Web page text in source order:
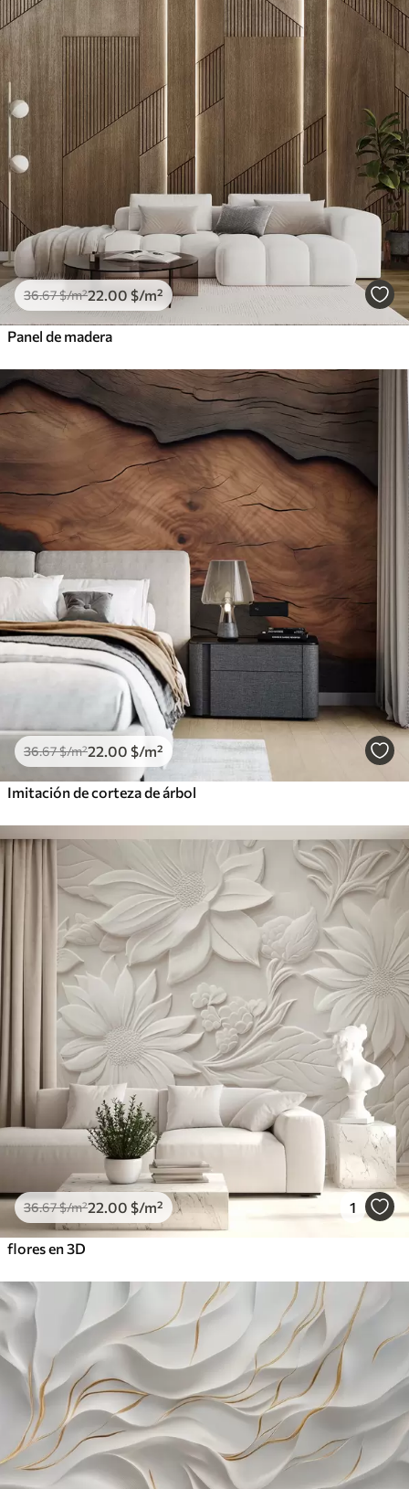
36.67$/m²22 .00 $/m²
Panel de madera
36.67$/m²22 .00 $/m²
Imitación de corteza de árbol
36.67$/m²22 .00 $/m² 1
flores en 3D